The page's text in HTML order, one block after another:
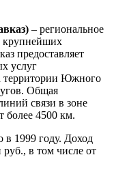
– региональное
крупнейших
предоставляет
услуг
территории Южного
Общая
связи в зоне
более 4500 км.
в 1999 году. Доход
в том числе от